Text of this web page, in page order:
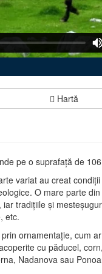
Hartă
pe o suprafaţă de
variat au creat
O mare parte
tradiţiile şi
etc.
ornamentaţie, cum
cu păducel,
Nadanova sau